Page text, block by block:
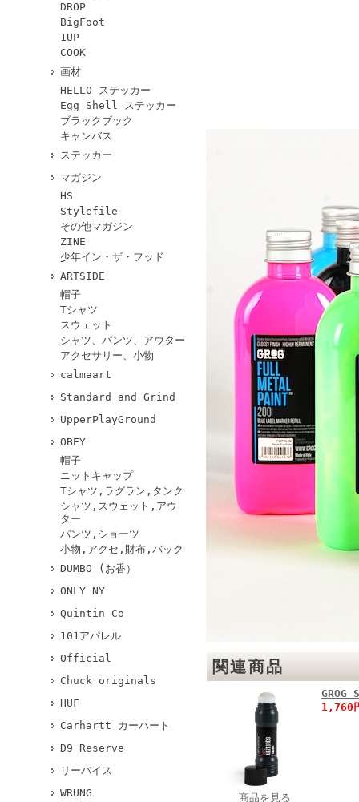
DROP
BigFoot
1UP
COOK
画材
HELLO ステッカー
Egg Shell ステッカー
ブラックブック
キャンバス
ステッカー
マガジン
HS
Stylefile
その他マガジン
ZINE
少年イン・ザ・フッド
ARTSIDE
帽子
Tシャツ
スウェット
シャツ、パンツ、アウター
アクセサリー、小物
calmaart
Standard and Grind
UpperPlayGround
OBEY
帽子
ニットキャップ
Tシャツ,ラグラン,タンク
シャツ,スウェット,アウ
ター
パンツ,ショーツ
小物,アクセ,財布,バック
DUMBO (お香）
ONLY NY
Quintin Co
101アパレル
Official
Chuck originals
HUF
Carhartt カーハート
D9 Reserve
リーバイス
WRUNG
関連商品
商品を見る
1,760